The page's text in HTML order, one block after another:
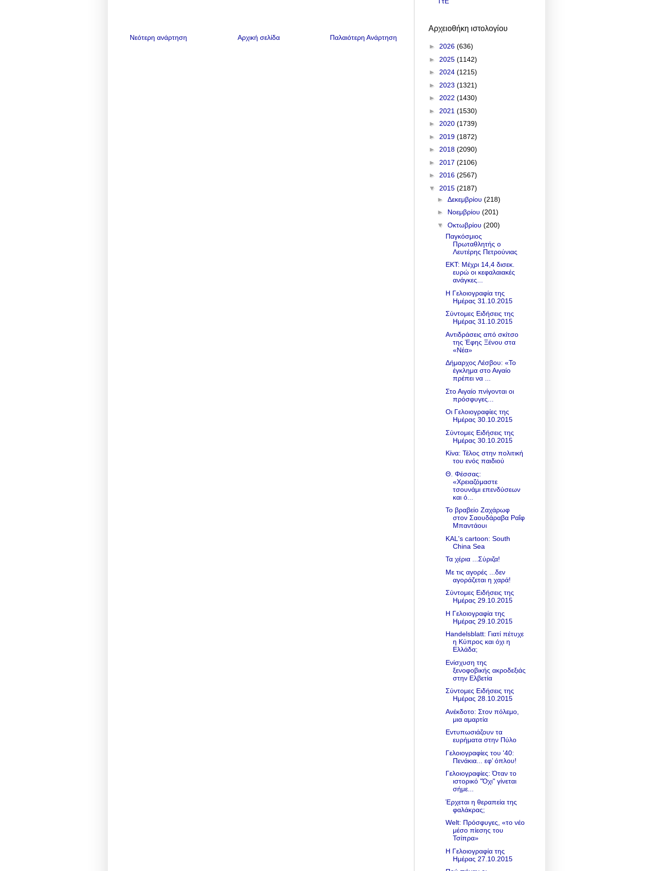
Νεότερη ανάρτηση Παλαιότερη Ανάρτηση
Αρχική σελίδα
Αρχειοθήκη ιστολογίου
► 2026 (636)
► 2025 (1142)
► 2024 (1215)
► 2023 (1321)
► 2022 (1430)
► 2021 (1530)
► 2020 (1739)
► 2019 (1872)
► 2018 (2090)
► 2017 (2106)
► 2016 (2567)
▼ 2015 (2187)
► Δεκεμβρίου (218)
► Νοεμβρίου (201)
▼ Οκτωβρίου (200)
Παγκόσμιος
Πρωταθλητής ο
Λευτέρης Πετρούνιας
ΕΚΤ: Μέχρι 14,4 δισεκ.
ευρώ οι κεφαλαιακές
ανάγκες...
Η Γελοιογραφία της
Ημέρας 31.10.2015
Σύντομες Ειδήσεις της
Ημέρας 31.10.2015
Αντιδράσεις από σκίτσο
της Έφης Ξένου στα
«Νέα»
Δήμαρχος Λέσβου: «Το
έγκλημα στο Αιγαίο
πρέπει να ...
Στο Αιγαίο πνίγονται οι
πρόσφυγες...
Οι Γελοιογραφίες της
Ημέρας 30.10.2015
Σύντομες Ειδήσεις της
Ημέρας 30.10.2015
Κίνα: Τέλος στην πολιτική
του ενός παιδιού
Θ. Φέσσας:
«Χρειαζόμαστε
τσουνάμι επενδύσεων
και ό...
Το βραβείο Ζαχάρωφ
στον Σαουδάραβα Ραΐφ
Μπαντάουι
KAL's cartoon: South
China Sea
Τα χέρια ...Σύριζα!
Με τις αγορές ...δεν
αγοράζεται η χαρά!
Σύντομες Ειδήσεις της
Ημέρας 29.10.2015
Η Γελοιογραφία της
Ημέρας 29.10.2015
Handelsblatt: Γιατί πέτυχε
η Κύπρος και όχι η
Ελλάδα;
Ενίσχυση της
ξενοφοβικής ακροδεξιάς
στην Ελβετία
Σύντομες Ειδήσεις της
Ημέρας 28.10.2015
Ανέκδοτο: Στον πόλεμο,
μια αμαρτία
Εντυπωσιάζουν τα
ευρήματα στην Πύλο
Γελοιογραφίες του '40:
Πενάκια... εφ’ όπλου!
Γελοιογραφίες: Όταν το
ιστορικό "Όχι" γίνεται
σήμε...
Έρχεται η θεραπεία της
φαλάκρας;
Welt: Πρόσφυγες, «το νέο
μέσο πίεσης του
Τσίπρα»
Η Γελοιογραφία της
Ημέρας 27.10.2015